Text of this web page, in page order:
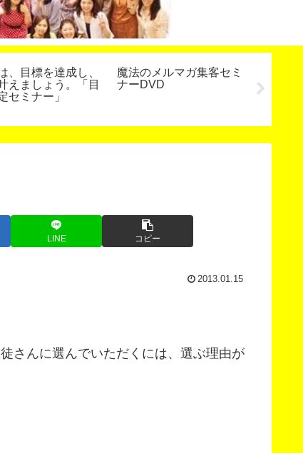
、目標を達成し、
えましょう。「目
セミナー」
魔法のメルマガ集客セミ
ナーDVD
ー！お
ん引き
LINE コピー
2013.01.15
さんに選んでいただくには、選ぶ理由が